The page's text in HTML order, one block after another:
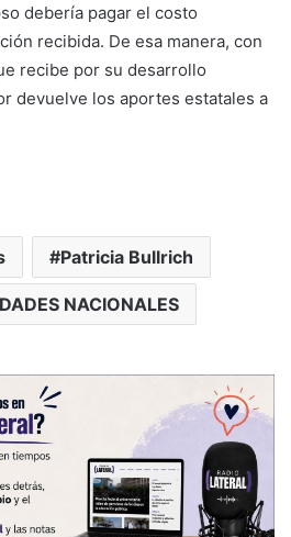
debería pagar el costo
recibida. De esa manera, con
recibe por su desarrollo
devuelve los aportes estatales a
Patricia Bullrich
NACIONALES